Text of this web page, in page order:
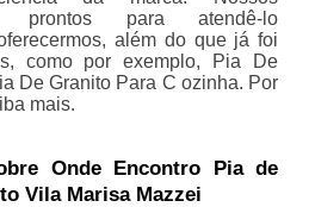
prontos para atendê-lo
além do que já foi
como por exemplo, Pia De
De Granito Para C ozinha. Por
mais.
Onde Encontro Pia de
Vila Marisa Mazzei